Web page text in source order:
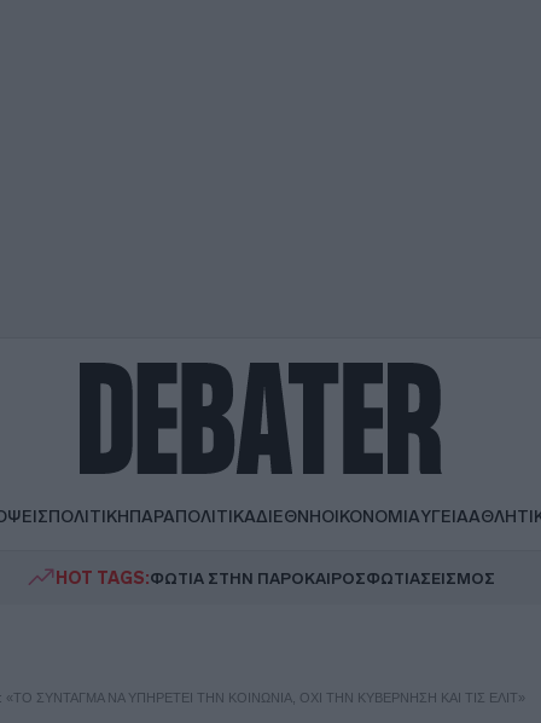
ΠΟΛΙΤΙΚΗΠΑΡΑΠΟΛΙΤΙΚΑΔΙΕΘΝΗΟΙΚΟΝΟΜΙΑΥΓΕΙΑ
HOT TAGS:ΦΩΤΙΑ ΣΤΗΝ ΠΑΡΟΚΑΙΡΟΣΦΩΤΙΑΣΕΙΣΜΟΣ
ΣΎΝΤΑΓΜΑ ΝΑ ΥΠΗΡΕΤΕΊ ΤΗΝ ΚΟΙΝΩΝΊΑ, ΌΧΙ ΤΗΝ ΚΥΒΈΡΝΗΣΗ ΚΑΙ ΤΙΣ ΕΛΊΤ»